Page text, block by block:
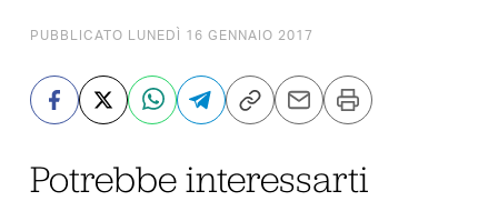
PUBBLICATO LUNEDÌ 16 GENNAIO 2017
Potrebbe interessarti